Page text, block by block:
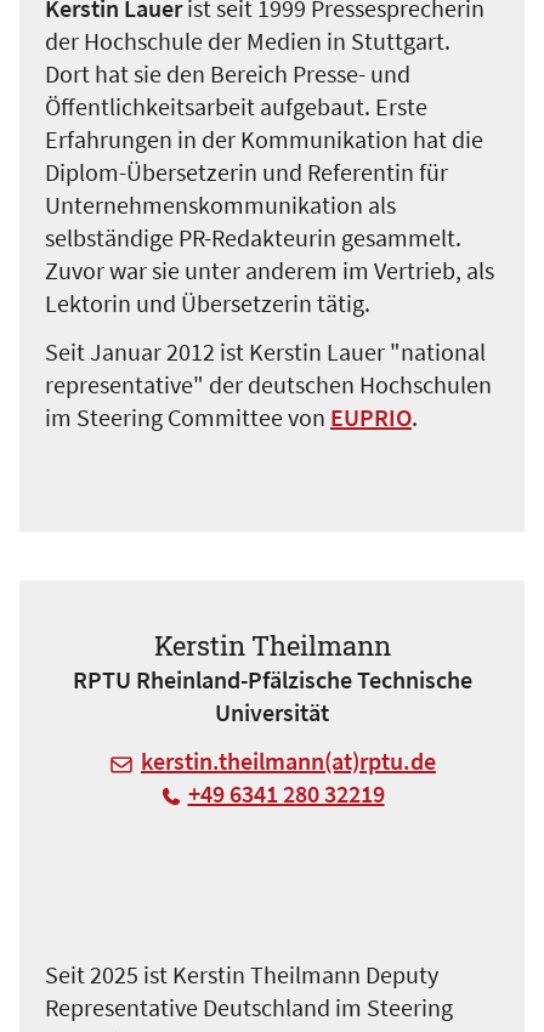
Kerstin Lauerist seit 1999 Pressesprecherin
der Hochschule der Medien in Stuttgart.
Dort hat sie den Bereich Presse- und
Öffentlichkeitsarbeit aufgebaut. Erste
Erfahrungen in der Kommunikation hat die
Diplom-Übersetzerin und Referentin für
Unternehmenskommunikation als
selbständige PR-Redakteurin gesammelt.
Zuvor war sie unter anderem im Vertrieb, als
Lektorin und Übersetzerin tätig.
Seit Januar 2012 ist Kerstin Lauer "national
representative" der deutschen Hochschulen
im Steering Committee von EUPRIO.
Kerstin Theilmann
RPTU Rheinland-Pfälzische Technische
Universität
kerstin.theilmann(at)rptu.de
+49 6341 280 32219
Seit 2025 ist Kerstin Theilmann Deputy
Representative Deutschland im Steering